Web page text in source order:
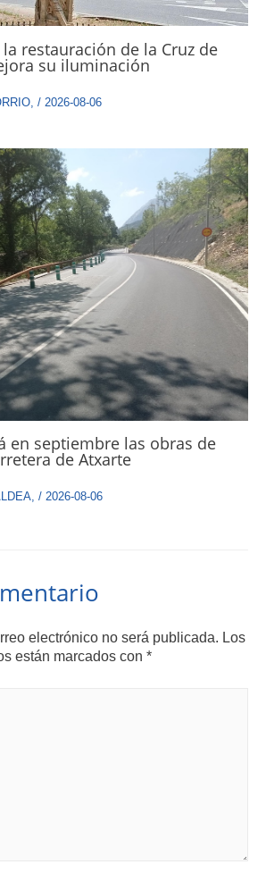
restauración de la Cruz de
su iluminación
, / 2026-08-06
en septiembre las obras de
de Atxarte
, / 2026-08-06
electrónico no será publicada. Los
están marcados con *